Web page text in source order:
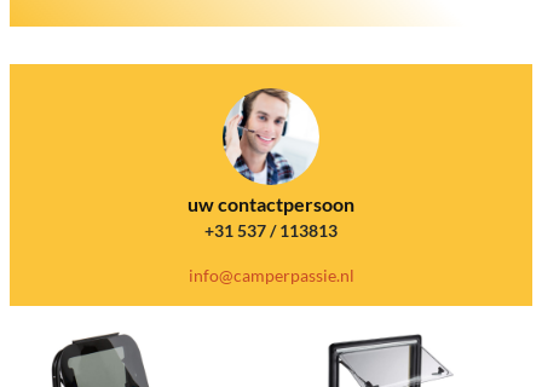
uw contactpersoon
+31 537 / 113813
info@camperpassie.nl